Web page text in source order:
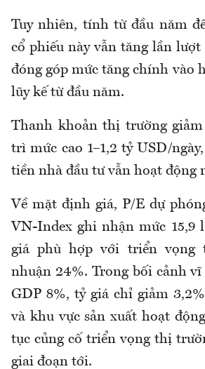
Tuy nhiên, tính từ đầu năm
cổ phiếu này vẫn tăng lần lượt
đóng góp mức tăng chính vào
lũy kế từ đầu năm.
Thanh khoản thị trường
trì mức cao 1–1,2 tỷ USD/
tiền nhà đầu tư vẫn hoạt động
Về mặt định giá, P/E dự
VN-Index ghi nhận mức 15,9
giá phù hợp với triển vọng
nhuận 24%. Trong bối cảnh
GDP 8%, tỷ giá chỉ giảm
và khu vực sản xuất hoạt
tục củng cố triển vọng thị
giai đoạn tới.